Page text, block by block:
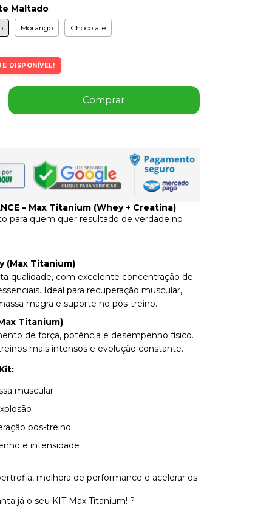
Maltado
Morango Chocolate
DISPONÍVEL!
– Max Titanium (Whey + Creatina)
para quem quer resultado de verdade no
(Max Titanium)
qualidade, com excelente concentração de
Ideal para recuperação muscular,
magra e suporte no pós-treino.
Titanium)
de força, potência e desempenho físico.
mais intensos e evolução constante.
muscular
pós-treino
e intensidade
melhora de performance e acelerar os
já o seu KIT Max Titanium! ?